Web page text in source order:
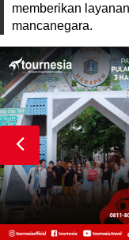
memberikan
mancanegara.